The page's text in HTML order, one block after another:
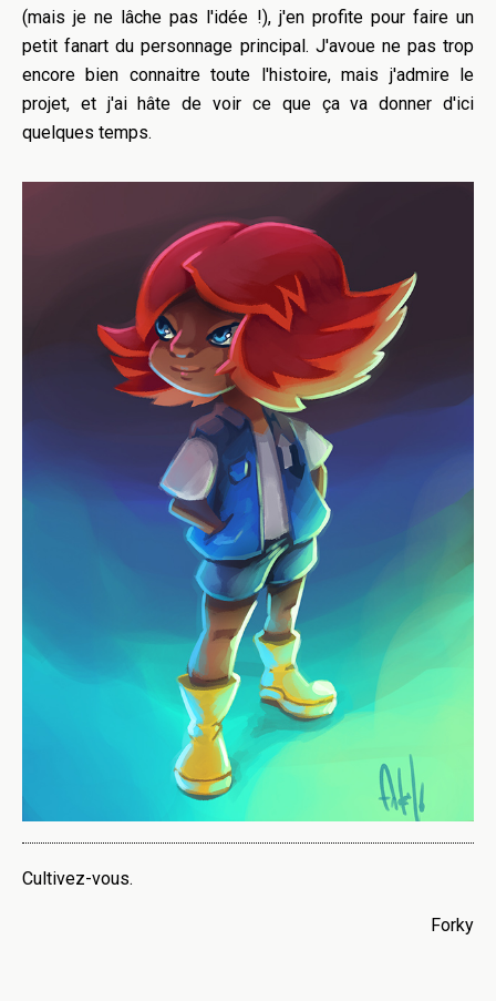
(mais je ne lâche pas l'idée !), j'en profite pour faire un
petit fanart du personnage principal. J'avoue ne pas trop
encore bien connaitre toute l'histoire, mais j'admire le
projet, et j'ai hâte de voir ce que ça va donner d'ici
quelques temps.
Cultivez-vous.
Forky